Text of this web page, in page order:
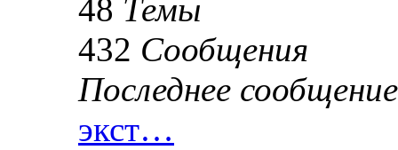
48 Темы
432 Сообщения
Последнее сообщение
экст…